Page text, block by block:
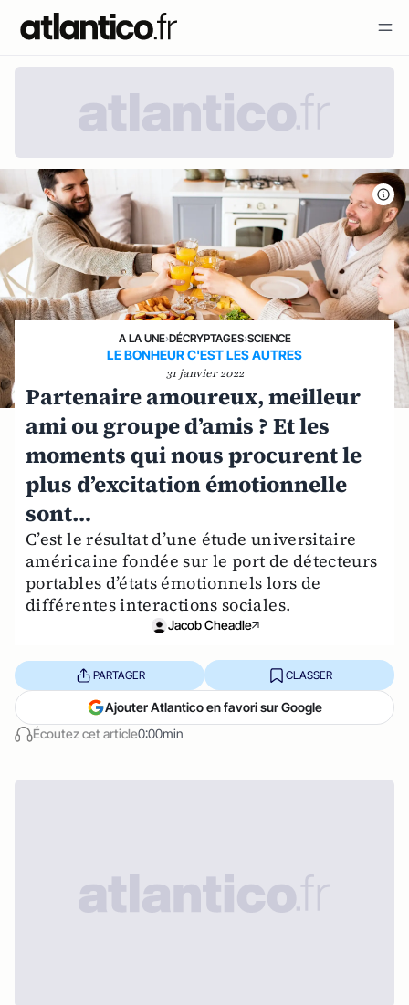
A LA UNE›DÉCRYPTAGES›SCIENCE
LE BONHEUR C'EST LES AUTRES
31 janvier 2022
Partenaire amoureux, meilleur
ami ou groupe d’amis ? Et les
moments qui nous procurent le
plus d’excitation émotionnelle
sont…
C’est le résultat d’une étude universitaire
américaine fondée sur le port de détecteurs
portables d’états émotionnels lors de
différentes interactions sociales.
Jacob Cheadle
Écoutez cet article0:00min
PARTAGER CLASSER
Ajouter Atlantico en favori sur Google